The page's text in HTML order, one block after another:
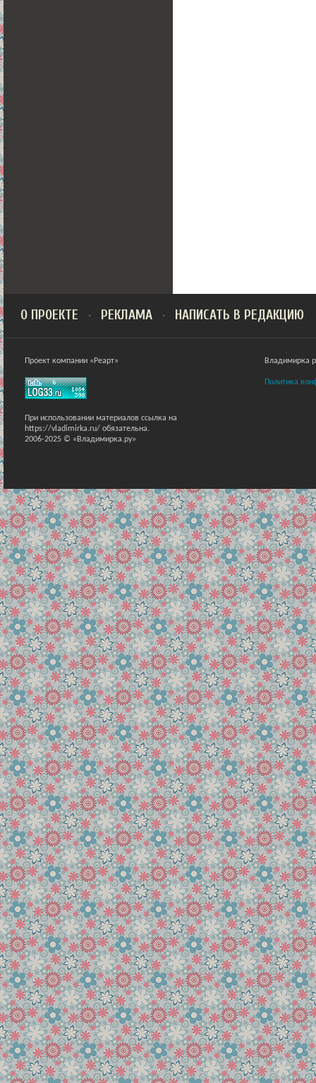
О ПРОЕКТЕ РЕКЛАМА НАПИСАТЬ В РЕДАКЦИЮ
Проект компании «Реарт»
При использовании материалов ссылка на
https://vladimirka.ru/ обязательна.
2006-2025 © «Владимирка.ру»
Владимирка
Политика